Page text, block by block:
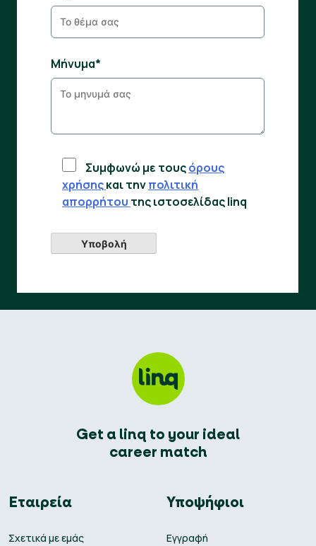
Μήνυμα*
Συμφωνώ με τουςόρους
χρήσηςκαι τηνπολιτική
απορρήτου της ιστοσελίδας linq
Get a linq to your ideal
career match
Εταιρεία
Σχετικά με εμάς
Υποψήφιοι
Εγγραφή